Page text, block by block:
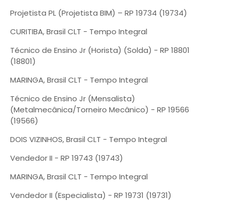
Projetista PL (Projetista BIM) – RP 19734 (19734)
CURITIBA, Brasil CLT - Tempo Integral
Técnico de Ensino Jr (Horista) (Solda) - RP 18801
(18801)
MARINGA, Brasil CLT - Tempo Integral
Técnico de Ensino Jr (Mensalista)
(Metalmecânica/Torneiro Mecânico) - RP 19566
(19566)
DOIS VIZINHOS, Brasil CLT - Tempo Integral
Vendedor II - RP 19743 (19743)
MARINGA, Brasil CLT - Tempo Integral
Vendedor II (Especialista) - RP 19731 (19731)